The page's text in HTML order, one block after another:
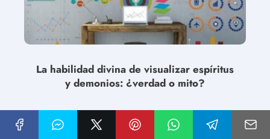
La habilidad divina de visualizar espíritus
y demonios: ¿verdad o mito?